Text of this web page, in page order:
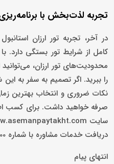
تجربه لذت‌بخش با
در آخر، تجربه تور ارزان
کامل از شرایط تور بستگی دارد.
محدودیت‌های تور ارزان،
را ببرید. اگر تصمیم به سفر به این
نکات ضروری و انتخاب بهترین
‌صرفه خواهید داشت. برای کسب
دریافت خدمات مشاوره با شماره 02157691000 تماس بگیرید.
انتهای پیام